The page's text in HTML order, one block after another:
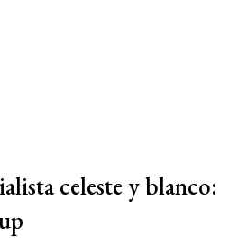
celeste y blanco: